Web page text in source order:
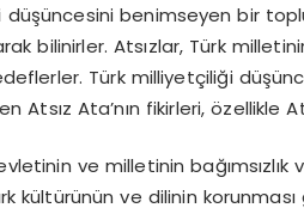
düşüncesini benimseyen bir
bilinirler. Atsızlar, Türk
Türk milliyetçiliği
Atsız Ata’nın fikirleri,
ve milletinin bağımsızlık
kültürünün ve dilinin